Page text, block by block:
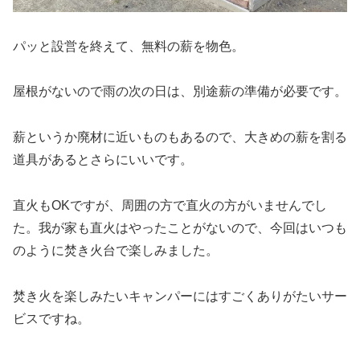
パッと設営を終えて、無料の薪を物色。
屋根がないので雨の次の日は、別途薪の準備が必要です。
薪というか廃材に近いものもあるので、大きめの薪を割る
道具があるとさらにいいです。
直火もOKですが、周囲の方で直火の方がいませんでし
た。我が家も直火はやったことがないので、今回はいつも
のように焚き火台で楽しみました。
焚き火を楽しみたいキャンパーにはすごくありがたいサー
ビスですね。